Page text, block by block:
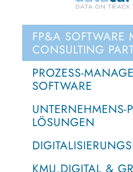
FP&A SOFTWARE
CONSULTING
PROZESS-
SOFTWARE
UNTERNEHMENS-
LÖSUNGEN
KMU.DIGITAL &